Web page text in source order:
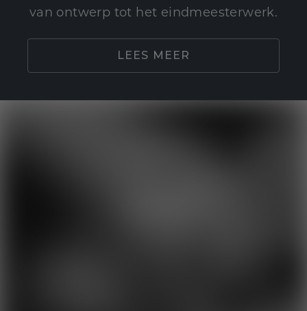
van ontwerp tot het eindmeesterwerk.
LEES MEER